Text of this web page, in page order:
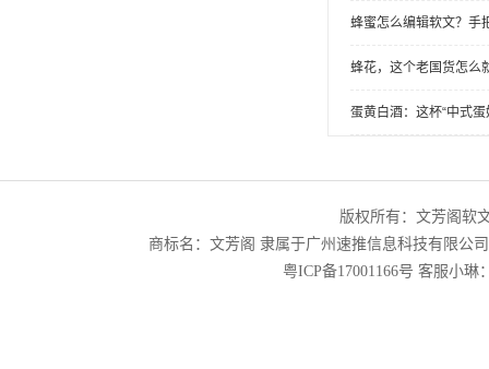
蜂蜜怎么编辑软文？手
蜂花，这个老国货怎么
蛋黄白酒：这杯“中式
版权所有：文芳阁软
商标名：文芳阁 隶属于广州速推信息科技有限公
粤ICP备17001166号 客服小琳